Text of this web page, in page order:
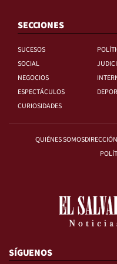
SECCIONES
SUCESOS
SOCIAL
NEGOCIOS
ESPECTÁCULOS
CURIOSIDADES
QUIÉNES SOMOSDIRECCIÓN
SÍGUENOS